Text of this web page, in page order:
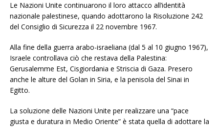
Le Nazioni Unite continuarono il loro attacco all’identità
nazionale palestinese, quando adottarono la Risoluzione 242
del Consiglio di Sicurezza il 22 novembre 1967.
Alla fine della guerra arabo-israeliana (dal 5 al 10 giugno 1967),
Israele controllava ciò che restava della Palestina:
Gerusalemme Est, Cisgiordania e Striscia di Gaza. Presero
anche le alture del Golan in Siria, e la penisola del Sinai in
Egitto.
La soluzione delle Nazioni Unite per realizzare una “pace
giusta e duratura in Medio Oriente” è stata quella di adottare la